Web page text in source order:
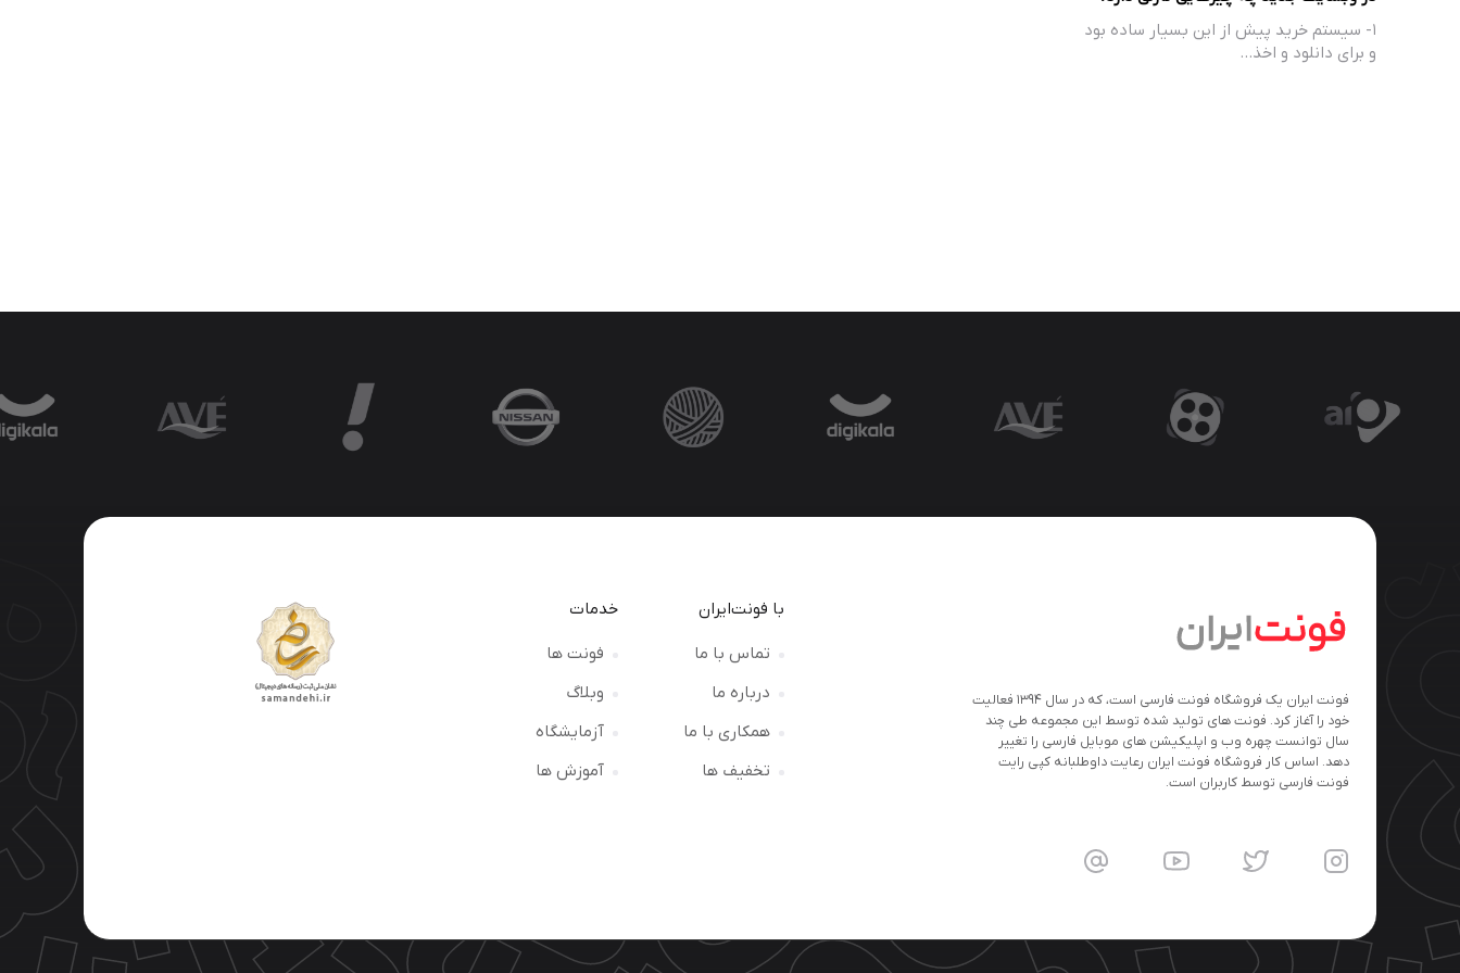
۱- سیستم خرید پیش از این بسیار ساده بود
و برای دانلود و اخذ…
فونت ایران یک فروشگاه فونت فارسی است، که در سال ۱۳۹۴ فعالیت
خود را آغاز کرد. فونت های تولید شده توسط این مجموعه طی چند
سال توانست چهره وب و اپلیکیشن های موبایل فارسی را تغییر
دهد. اساس کار فروشگاه فونت ایران رعایت داوطلبانه کپی رایت
فونت فارسی توسط کاربران است.
با فونت‌ایران
تماس با ما
درباره ما
همکاری با ما
تخفیف ها
خدمات
فونت ها
وبلاگ
آزمایشگاه
آموزش ها